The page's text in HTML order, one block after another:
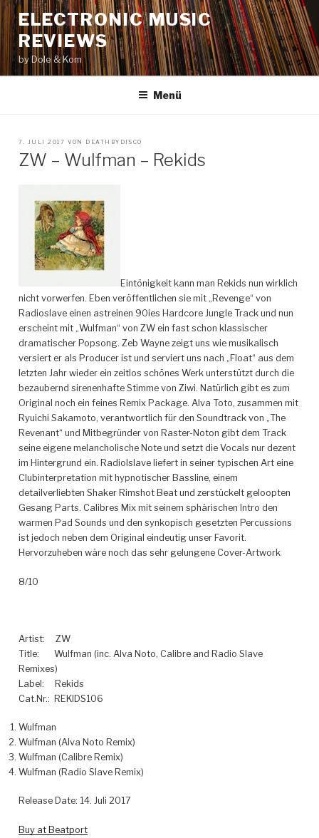
Zum
Inhalt
springen
ELECTRONIC MUSIC
REVIEWS
by Dole & Kom
Menü
VERÖFFENTLICHT
7. JULI 2017 VON DEATHBYDISCO
ZW – Wulfman – Rekids
Eintönigkeit kann man Rekids nun wirklich
nicht vorwerfen. Eben veröffentlichen sie mit „Revenge“ von
Radioslave einen astreinen 90ies Hardcore Jungle Track und nun
erscheint mit „Wulfman“ von ZW ein fast schon klassischer
dramatischer Popsong. Zeb Wayne zeigt uns wie musikalisch
versiert er als Producer ist und serviert uns nach „Float“ aus dem
letzten Jahr wieder ein zeitlos schönes Werk unterstützt durch die
bezaubernd sirenenhafte Stimme von Ziwi. Natürlich gibt es zum
Original noch ein feines Remix Package. Alva Toto, zusammen mit
Ryuichi Sakamoto, verantwortlich für den Soundtrack von „The
Revenant“ und Mitbegründer von Raster-Noton gibt dem Track
seine eigene melancholische Note und setzt die Vocals nur dezent
im Hintergrund ein. Radiolslave liefert in seiner typischen Art eine
Clubinterpretation mit hypnotischer Bassline, einem
detailverliebten Shaker Rimshot Beat und zerstückelt geloopten
Gesang Parts. Calibres Mix mit seinem sphärischen Intro den
warmen Pad Sounds und den synkopisch gesetzten Percussions
ist jedoch neben dem Original eindeutig unser Favorit.
Hervorzuheben wäre noch das sehr gelungene Cover-Artwork
8/10
Artist: ZW
Title: Wulfman (inc. Alva Noto, Calibre and Radio Slave
Remixes)
Label: Rekids
Cat.Nr.: REKIDS106
Wulfman
Wulfman (Alva Noto Remix)
Wulfman (Calibre Remix)
Wulfman (Radio Slave Remix)
Release Date: 14. Juli 2017
Buy at Beatport